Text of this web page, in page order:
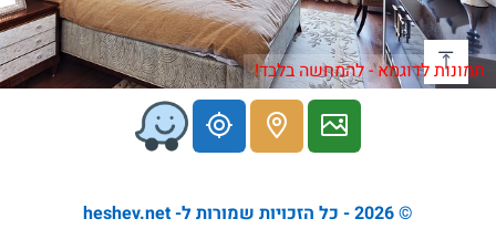
תמונות לדוגמא - להמחשה בלבד!
© 2026 - כל הזכויות שמורות ל- heshev.net